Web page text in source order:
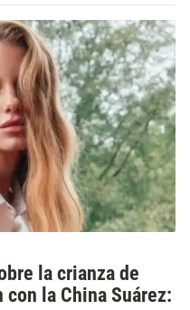
la crianza de
la China Suárez: